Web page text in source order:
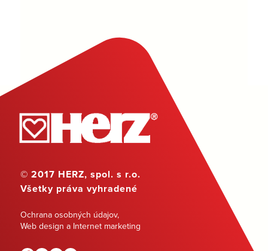
© 2017 HERZ, spol. s r.o.
Všetky práva vyhradené
Ochrana osobných údajov,
Web design a Internet marketing